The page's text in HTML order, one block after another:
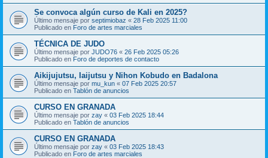
Se convoca algún curso de Kali en 2025?
Último mensaje por septimiobaz « 28 Feb 2025 11:00
Publicado en Foro de artes marciales
TÉCNICA DE JUDO
Último mensaje por JUDO76 « 26 Feb 2025 05:26
Publicado en Foro de deportes de contacto
Aikijujutsu, Iaijutsu y Nihon Kobudo en Badalona
Último mensaje por mu_kun « 07 Feb 2025 20:57
Publicado en Tablón de anuncios
CURSO EN GRANADA
Último mensaje por zay « 03 Feb 2025 18:44
Publicado en Tablón de anuncios
CURSO EN GRANADA
Último mensaje por zay « 03 Feb 2025 18:43
Publicado en Foro de artes marciales